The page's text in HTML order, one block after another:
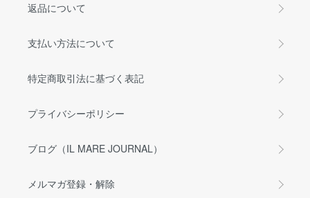
返品について
支払い方法について
特定商取引法に基づく表記
プライバシーポリシー
ブログ（IL MARE JOURNAL）
メルマガ登録・解除